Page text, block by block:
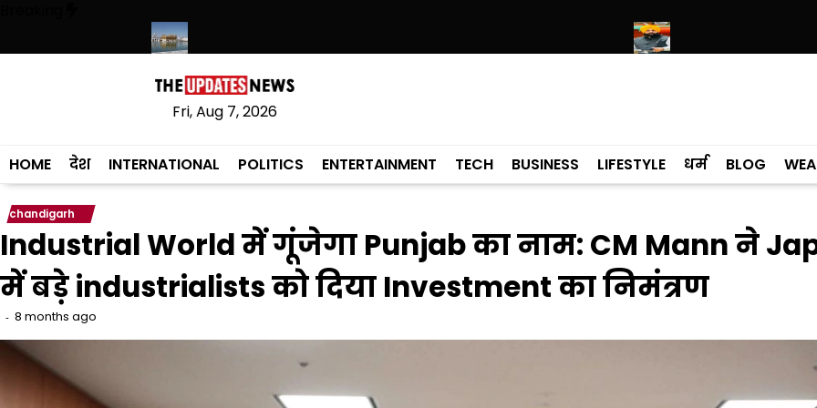
content
श्री गुरु हरिकृष्ण साहिब जी के प्रकाश पर्व पर श्री हरिमंदिर साहिब में उमड़ा श्रद्धालुओं का सैलाब
Fri, Aug 7, 2026
HOME देश INTERNATIONAL POLITICS ENTERTAINMENT TECH BUSINESS LIFESTYLE धर्म BLOG
chandigarh
Industrial World में गूंजेगा Punjab का नाम: CM Mann ने
में बड़े industrialists को दिया Investment का निमंत्रण
8 months ago